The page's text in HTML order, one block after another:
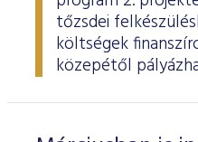
tőzsdei
költségek
közepétől